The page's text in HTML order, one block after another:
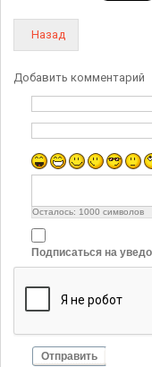
Назад
Добавить комментарий
Осталось: 1000 символов
Подписаться на
Отправить